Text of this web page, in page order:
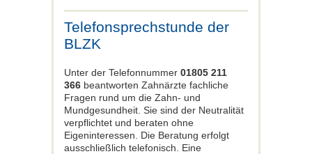
Telefonsprechstunde der
BLZK
Unter der Telefonnummer 01805 211
366 beantworten Zahnärzte fachliche
Fragen rund um die Zahn- und
Mundgesundheit. Sie sind der Neutralität
verpflichtet und beraten ohne
Eigeninteressen. Die Beratung erfolgt
ausschließlich telefonisch. Eine